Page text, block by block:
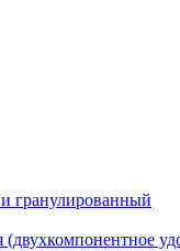
гранулированный